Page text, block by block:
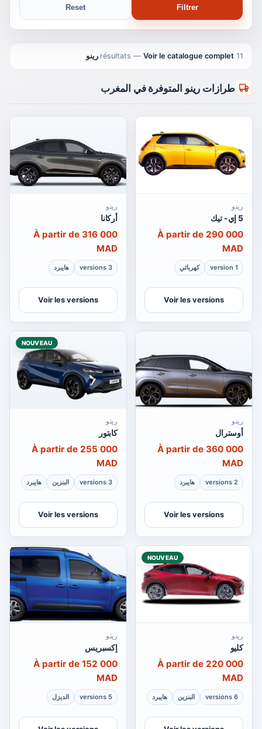
Filtrer
Reset
11 résultats
— Voir le catalogue complet رينو
طرازات رينو المتوفرة في المغرب
رينو
5 إي- تيك
À partir de 290 000
MAD
1 version كهربائي
Voir les versions
رينو
أركانا
À partir de 316 000
MAD
3 versions هايبرد
Voir les versions
رينو
أوسترال
À partir de 360 000
MAD
2 versions هايبرد
Voir les versions
NOUVEAU
رينو
كابتور
À partir de 255 000
MAD
3 versions البنزين هايبرد
Voir les versions
NOUVEAU
رينو
كليو
À partir de 220 000
MAD
6 versions البنزين هايبرد
رينو
إكسبريس
À partir de 152 000
MAD
5 versions الديزل